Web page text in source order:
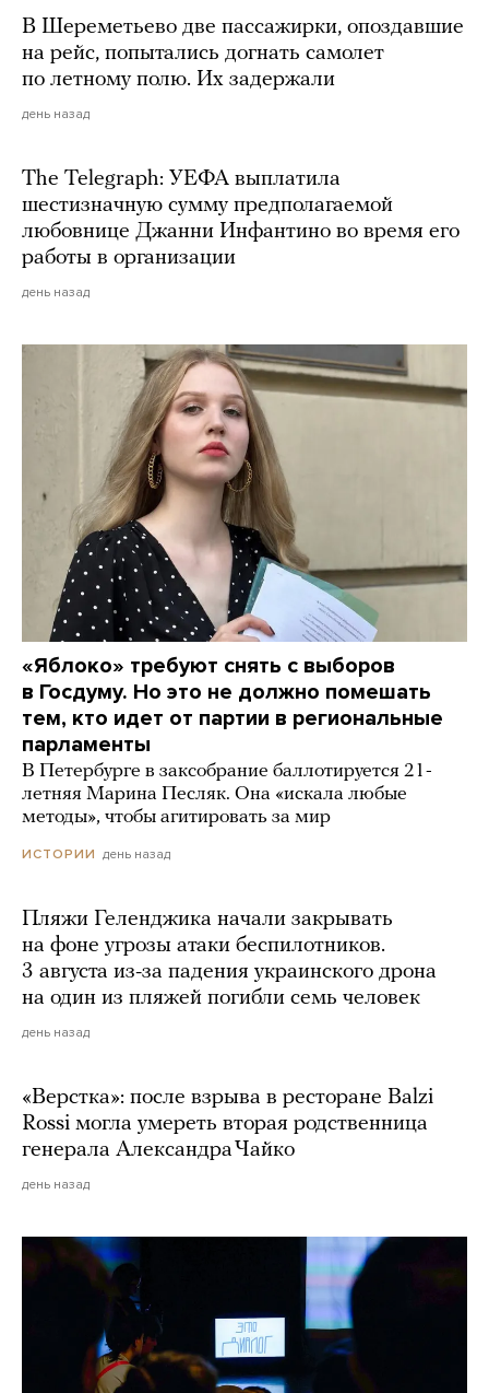
В Шереметьево две пассажирки, опоздавшие
на рейс, попытались догнать самолет
по летному полю. Их задержали
день назад
The Telegraph: УЕФА выплатила
шестизначную сумму предполагаемой
любовнице Джанни Инфантино во время его
работы в организации
день назад
«Яблоко» требуют снять с выборов
в Госдуму. Но это не должно помешать
тем, кто идет от партии в региональные
парламенты
В Петербурге в заксобрание баллотируется 21-
летняя Марина Песляк. Она «искала любые
методы», чтобы агитировать за мир
ИСТОРИИ день назад
Пляжи Геленджика начали закрывать
на фоне угрозы атаки беспилотников.
3 августа из-за падения украинского дрона
на один из пляжей погибли семь человек
день назад
«Верстка»: после взрыва в ресторане Balzi
Rossi могла умереть вторая родственница
генерала Александра Чайко
день назад